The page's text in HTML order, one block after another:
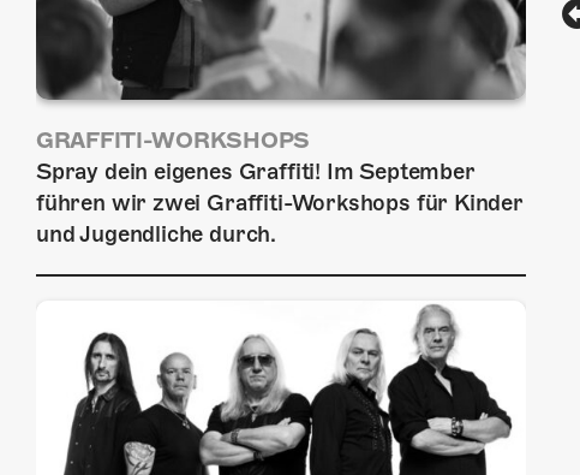
GRAFFITI-WORKSHOPS
Spray dein eigenes Graffiti! Im September
führen wir zwei Graffiti-Workshops für Kinder
und Jugendliche durch.